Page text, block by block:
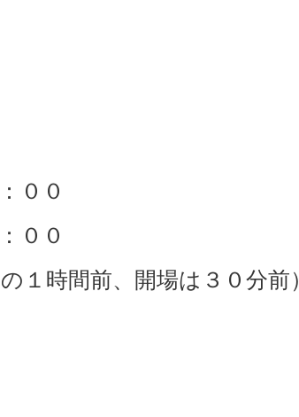
００
００
１時間前、開場は３０分前）